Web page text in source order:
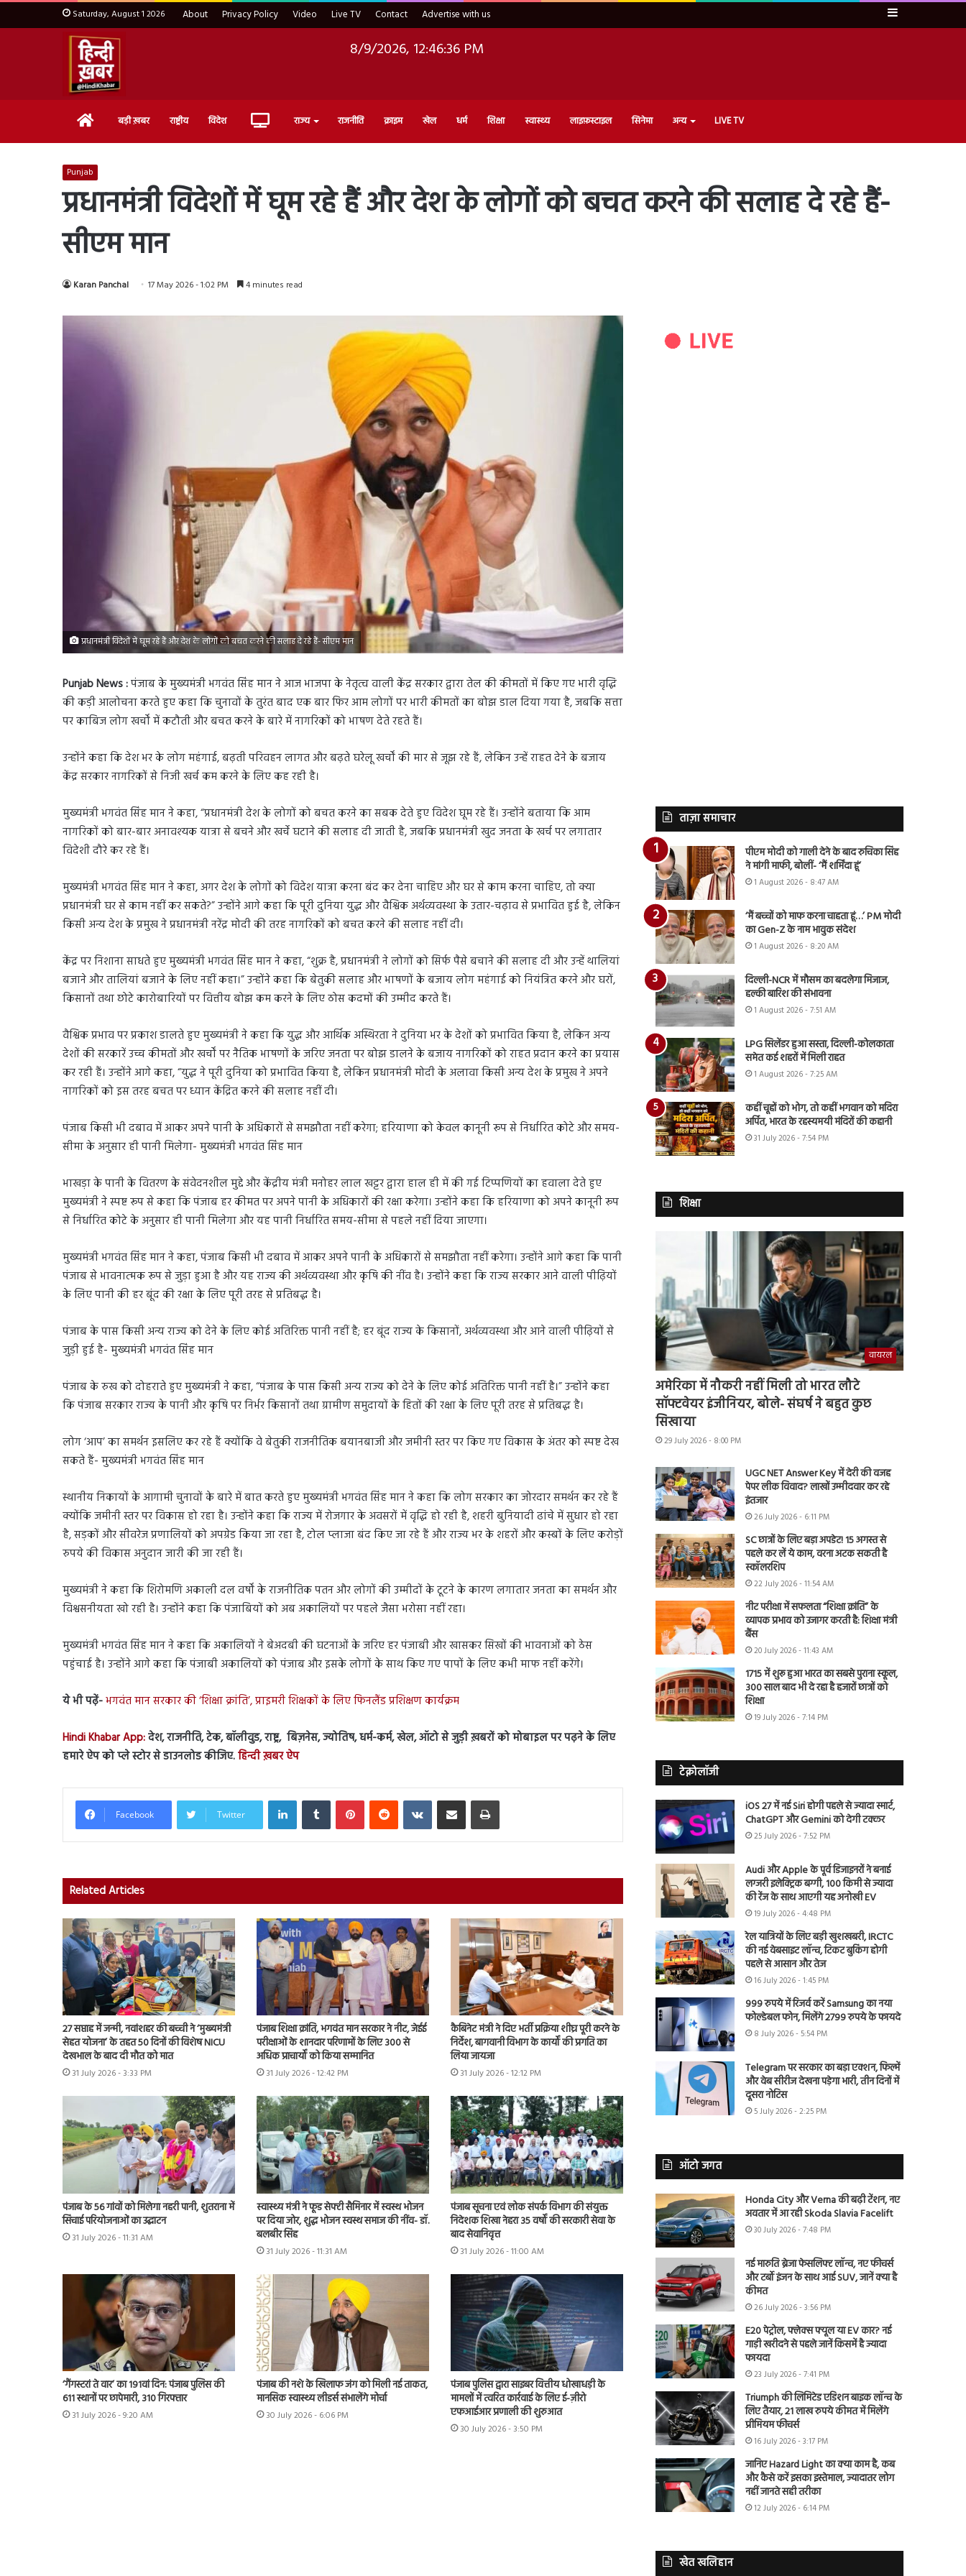
Saturday, August 1 2026 About Privacy Policy Video Live TV Contact Advertise with us Sidebar
8/9/2026, 12:46:37 PM
Home बड़ी ख़बर राष्ट्रीय विदेश Live राज्य राजनीति क्राइम खेल धर्म शिक्षा स्वास्थ्य लाइफ़स्टाइल सिनेमा अन्य LIVE TV
Punjab
प्रधानमंत्री विदेशों में घूम रहे हैं और देश के लोगों को बचत करने की सलाह दे रहे हैं-
सीएम मान
Karan Panchal 17 May 2026 - 1:02 PM 4 minutes read
प्रधानमंत्री विदेशों में घूम रहे हैं और देश के लोगों को बचत करने की सलाह दे रहे हैं- सीएम मान
Punjab News :पंजाब के मुख्यमंत्री भगवंत सिंह मान ने आज भाजपा के नेतृत्व वाली केंद्र सरकार द्वारा तेल की कीमतों में किए गए भारी वृद्धि
की कड़ी आलोचना करते हुए कहा कि चुनावों के तुरंत बाद एक बार फिर आम लोगों पर भारी कीमतों का बोझ डाल दिया गया है, जबकि सत्ता
पर काबिज लोग खर्चों में कटौती और बचत करने के बारे में नागरिकों को भाषण देते रहते हैं।
उन्होंने कहा कि देश भर के लोग महंगाई, बढ़ती परिवहन लागत और बढ़ते घरेलू खर्चों की मार से जूझ रहे हैं, लेकिन उन्हें राहत देने के बजाय
केंद्र सरकार नागरिकों से निजी खर्च कम करने के लिए कह रही है।
मुख्यमंत्री भगवंत सिंह मान ने कहा, “प्रधानमंत्री देश के लोगों को बचत करने का सबक देते हुए विदेश घूम रहे हैं। उन्होंने बताया कि आम
नागरिकों को बार-बार अनावश्यक यात्रा से बचने और खर्चे घटाने की सलाह दी जाती है, जबकि प्रधानमंत्री खुद जनता के खर्च पर लगातार
विदेशी दौरे कर रहे हैं।
मुख्यमंत्री भगवंत सिंह मान ने कहा, अगर देश के लोगों को विदेश यात्रा करना बंद कर देना चाहिए और घर से काम करना चाहिए, तो क्या
प्रधानमंत्री घर से काम नहीं कर सकते?” उन्होंने आगे कहा कि पूरी दुनिया युद्ध और वैश्विक अर्थव्यवस्था के उतार-चढ़ाव से प्रभावित हुई है, लेकिन
किसी अन्य देश के प्रमुख ने प्रधानमंत्री नरेंद्र मोदी की तरह नागरिकों को बचत करने की सलाह नहीं दी।
केंद्र पर निशाना साधते हुए मुख्यमंत्री भगवंत सिंह मान ने कहा, “शुक्र है, प्रधानमंत्री ने लोगों को सिर्फ पैसे बचाने की सलाह दी और उन्हें थालियां
बजाने और तालियां बजाने के लिए नहीं कहा।” उन्होंने कहा कि बेतुकी सलाह और भाषणों के बजाय लोग महंगाई को नियंत्रित करने और घरों,
किसानों तथा छोटे कारोबारियों पर वित्तीय बोझ कम करने के लिए ठोस कदमों की उम्मीद करते हैं।
वैश्विक प्रभाव पर प्रकाश डालते हुए मुख्यमंत्री ने कहा कि युद्ध और आर्थिक अस्थिरता ने दुनिया भर के देशों को प्रभावित किया है, लेकिन अन्य
देशों की सरकारें उच्च कीमतों और खर्चों पर नैतिक भाषणों के जरिए जनता पर बोझ डालने के बजाय नागरिकों को राहत प्रदान करने का प्रयास
कर रही हैं। उन्होंने आगे कहा, “युद्ध ने पूरी दुनिया को प्रभावित किया है, लेकिन प्रधानमंत्री मोदी के अलावा किसी अन्य देश के प्रमुख ने अपने
नागरिकों को इस तरह बचत पर ध्यान केंद्रित करने की सलाह नहीं दी।
पंजाब किसी भी दबाव में आकर अपने पानी के अधिकारों से समझौता नहीं करेगा; हरियाणा को केवल कानूनी रूप से निर्धारित कोटे और समय-
सीमा के अनुसार ही पानी मिलेगा- मुख्यमंत्री भगवंत सिंह मान
भाखड़ा के पानी के वितरण के संवेदनशील मुद्दे और केंद्रीय मंत्री मनोहर लाल खट्टर द्वारा हाल ही में की गई टिप्पणियों का हवाला देते हुए
मुख्यमंत्री ने स्पष्ट रूप से कहा कि पंजाब हर कीमत पर अपने पानी के अधिकारों की रक्षा करेगा। उन्होंने कहा कि हरियाणा को अपने कानूनी रूप
से निर्धारित कोटे के अनुसार ही पानी मिलेगा और यह पानी निर्धारित समय-सीमा से पहले नहीं दिया जाएगा।
मुख्यमंत्री भगवंत सिंह मान ने कहा, पंजाब किसी भी दबाव में आकर अपने पानी के अधिकारों से समझौता नहीं करेगा। उन्होंने आगे कहा कि पानी
पंजाब से भावनात्मक रूप से जुड़ा हुआ है और यह राज्य की अर्थव्यवस्था और कृषि की नींव है। उन्होंने कहा कि राज्य सरकार आने वाली पीढ़ियों
के लिए पानी की हर बूंद की रक्षा के लिए पूरी तरह से प्रतिबद्ध है।
पंजाब के पास किसी अन्य राज्य को देने के लिए कोई अतिरिक्त पानी नहीं है; हर बूंद राज्य के किसानों, अर्थव्यवस्था और आने वाली पीढ़ियों से
जुड़ी हुई है- मुख्यमंत्री भगवंत सिंह मान
पंजाब के रुख को दोहराते हुए मुख्यमंत्री ने कहा, “पंजाब के पास किसी अन्य राज्य को देने के लिए कोई अतिरिक्त पानी नहीं है।” उन्होंने कहा
कि पंजाब सरकार राज्य के पानी और कृषि पर निर्भर किसानों तथा ग्रामीण समुदायों के हितों की रक्षा के लिए पूरी तरह से प्रतिबद्ध है।
लोग ‘आप’ का समर्थन इसलिए कर रहे हैं क्योंकि वे बेतुकी राजनीतिक बयानबाजी और जमीनी स्तर पर किए गए विकास के अंतर को स्पष्ट देख
सकते हैं- मुख्यमंत्री भगवंत सिंह मान
स्थानीय निकायों के आगामी चुनावों के बारे में बात करते हुए मुख्यमंत्री भगवंत सिंह मान ने कहा कि लोग सरकार का जोरदार समर्थन कर रहे हैं
क्योंकि जमीनी स्तर पर विकास हो रहा है। उन्होंने कहा कि राज्य में रोजगार के अवसरों में वृद्धि हो रही है, शहरी बुनियादी ढांचे में सुधार हो रहा
है, सड़कों और सीवरेज प्रणालियों को अपग्रेड किया जा रहा है, टोल प्लाजा बंद किए जा रहे हैं और राज्य भर के शहरों और कस्बों के लिए करोड़ों
रुपये की विकास अनुदान जारी की जा रही हैं।
मुख्यमंत्री ने कहा कि शिरोमणि अकाली दल वर्षों के राजनीतिक पतन और लोगों की उम्मीदों के टूटने के कारण लगातार जनता का समर्थन और
विश्वसनीयता खो रही है। उन्होंने कहा कि पंजाबियों को अब अकालियों पर पहले जैसा भरोसा नहीं रहा।
मुख्यमंत्री भगवंत सिंह मान ने कहा कि अकालियों ने बेअदबी की घटनाओं के जरिए हर पंजाबी और खासकर सिखों की भावनाओं को ठेस
पहुंचाई है। उन्होंने आगे कहा कि पंजाबी अकालियों को पंजाब और इसके लोगों के साथ किए गए पापों के लिए कभी माफ नहीं करेंगे।
ये भी पढ़ें-भगवंत मान सरकार की ‘शिक्षा क्रांति’, प्राइमरी शिक्षकों के लिए फिनलैंड प्रशिक्षण कार्यक्रम
Hindi Khabar App:देश, राजनीति, टेक, बॉलीवुड, राष्ट्र, बिज़नेस, ज्योतिष, धर्म-कर्म, खेल, ऑटो से जुड़ी ख़बरों को मोबाइल पर पढ़ने के लिए
हमारे ऐप को प्ले स्टोर से डाउनलोड कीजिए.हिन्दी ख़बर ऐप
Facebook Twitter
LinkedInTumblr PinterestReddit VKontakteShare via Email Print
Related Articles
27 सप्ताह में जन्मी, नवांशहर की बच्ची ने ‘मुख्यमंत्री
सेहत योजना’ के तहत 50 दिनों की विशेष NICU
देखभाल के बाद दी मौत को मात
31 July 2026 - 3:33 PM
पंजाब शिक्षा क्रांति, भगवंत मान सरकार ने नीट, जेईई
परीक्षाओं के शानदार परिणामों के लिए 300 से
अधिक प्राचार्यों को किया सम्मानित
31 July 2026 - 12:42 PM
कैबिनेट मंत्री ने दिए भर्ती प्रक्रिया शीघ्र पूरी करने के
निर्देश, बागवानी विभाग के कार्यों की प्रगति का
लिया जायजा
31 July 2026 - 12:12 PM
पंजाब के 56 गांवों को मिलेगा नहरी पानी, शुतराना में
सिंचाई परियोजनाओं का उद्घाटन
31 July 2026 - 11:31 AM
स्वास्थ्य मंत्री ने फूड सेफ्टी सैमिनार में स्वस्थ भोजन
पर दिया जोर, शुद्ध भोजन स्वस्थ समाज की नींव- डॉ.
बलबीर सिंह
31 July 2026 - 11:31 AM
पंजाब सूचना एवं लोक संपर्क विभाग की संयुक्त
निदेशक शिखा नेहरा 35 वर्षों की सरकारी सेवा के
बाद सेवानिवृत्त
31 July 2026 - 11:00 AM
‘गैंगस्टरां ते वार’ का 191वां दिन: पंजाब पुलिस की
611 स्थानों पर छापेमारी, 310 गिरफ्तार
31 July 2026 - 9:20 AM
पंजाब की नशे के खिलाफ जंग को मिली नई ताकत,
मानसिक स्वास्थ्य लीडर्स संभालेंगे मोर्चा
30 July 2026 - 6:06 PM
पंजाब पुलिस द्वारा साइबर वित्तीय धोखाधड़ी के
मामलों में त्वरित कार्रवाई के लिए ई-ज़ीरो
एफआईआर प्रणाली की शुरुआत
30 July 2026 - 3:50 PM
ताज़ा समाचार
पीएम मोदी को गाली देने के बाद रुचिका सिंह
ने मांगी माफी, बोलीं- ‘मैं शर्मिंदा हूं’
1 August 2026 - 8:47 AM
‘मैं बच्चों को माफ करना चाहता हूं…’ PM मोदी
का Gen-Z के नाम भावुक संदेश
1 August 2026 - 8:20 AM
दिल्ली-NCR में मौसम का बदलेगा मिजाज,
हल्की बारिश की संभावना
1 August 2026 - 7:51 AM
LPG सिलेंडर हुआ सस्ता, दिल्ली-कोलकाता
समेत कई शहरों में मिली राहत
1 August 2026 - 7:25 AM
कहीं चूहों को भोग, तो कहीं भगवान को मदिरा
अर्पित, भारत के रहस्यमयी मंदिरों की कहानी
31 July 2026 - 7:54 PM
शिक्षा
वायरल
अमेरिका में नौकरी नहीं मिली तो भारत लौटे
सॉफ्टवेयर इंजीनियर, बोले- संघर्ष ने बहुत कुछ
सिखाया
29 July 2026 - 8:00 PM
UGC NET Answer Key में देरी की वजह
पेपर लीक विवाद? लाखों उम्मीदवार कर रहे
इंतजार
26 July 2026 - 6:11 PM
SC छात्रों के लिए बड़ा अपडेट! 15 अगस्त से
पहले कर लें ये काम, वरना अटक सकती है
स्कॉलरशिप
22 July 2026 - 11:54 AM
नीट परीक्षा में सफलता “शिक्षा क्रांति” के
व्यापक प्रभाव को उजागर करती है: शिक्षा मंत्री
बैंस
20 July 2026 - 11:43 AM
1715 में शुरू हुआ भारत का सबसे पुराना स्कूल,
300 साल बाद भी दे रहा है हजारों छात्रों को
शिक्षा
19 July 2026 - 7:14 PM
टेक्नोलॉजी
iOS 27 में नई Siri होगी पहले से ज्यादा स्मार्ट,
ChatGPT और Gemini को देगी टक्कर
25 July 2026 - 7:52 PM
Audi और Apple के पूर्व डिजाइनरों ने बनाई
लग्जरी इलेक्ट्रिक बग्गी, 100 किमी से ज्यादा
की रेंज के साथ आएगी यह अनोखी EV
19 July 2026 - 4:48 PM
रेल यात्रियों के लिए बड़ी खुशखबरी, IRCTC
की नई वेबसाइट लॉन्च, टिकट बुकिंग होगी
पहले से आसान और तेज
16 July 2026 - 1:45 PM
999 रुपये में रिजर्व करें Samsung का नया
फोल्डेबल फोन, मिलेंगे 2799 रुपये के फायदे
8 July 2026 - 5:54 PM
Telegram पर सरकार का बड़ा एक्शन, फिल्में
और वेब सीरीज देखना पड़ेगा भारी, तीन दिनों में
दूसरा नोटिस
5 July 2026 - 2:25 PM
ऑटो जगत
Honda City और Verna की बढ़ी टेंशन, नए
अवतार में आ रही Skoda Slavia Facelift
30 July 2026 - 7:48 PM
नई मारुति ब्रेजा फेसलिफ्ट लॉन्च, नए फीचर्स
और टर्बो इंजन के साथ आई SUV, जानें क्या है
कीमत
26 July 2026 - 3:56 PM
E20 पेट्रोल, फ्लेक्स फ्यूल या EV कार? नई
गाड़ी खरीदने से पहले जानें किसमें है ज्यादा
फायदा
23 July 2026 - 7:41 PM
Triumph की लिमिटेड एडिशन बाइक लॉन्च के
लिए तैयार, 21 लाख रुपये कीमत में मिलेंगे
प्रीमियम फीचर्स
16 July 2026 - 3:17 PM
जानिए Hazard Light का क्या काम है, कब
और कैसे करें इसका इस्तेमाल, ज्यादातर लोग
नहीं जानते सही तरीका
12 July 2026 - 6:14 PM
खेत खलिहान